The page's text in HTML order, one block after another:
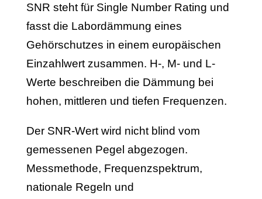
SNR steht für Single Number Rating und
fasst die Labordämmung eines
Gehörschutzes in einem europäischen
Einzahlwert zusammen. H-, M- und L-
Werte beschreiben die Dämmung bei
hohen, mittleren und tiefen Frequenzen.
Der SNR-Wert wird nicht blind vom
gemessenen Pegel abgezogen.
Messmethode, Frequenzspektrum,
nationale Regeln und